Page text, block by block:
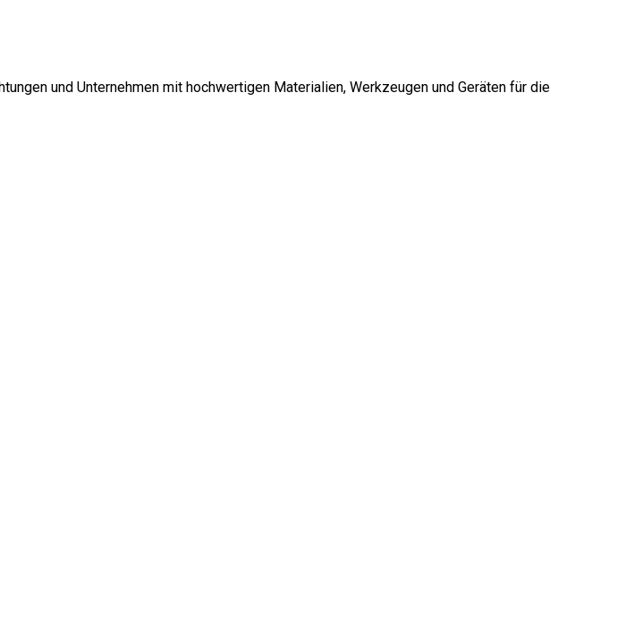
und Unternehmen mit hochwertigen Materialien, Werkzeugen und Geräten für die